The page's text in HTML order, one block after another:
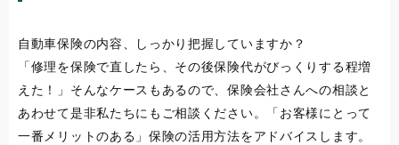
自動車保険の内容、しっかり把握していますか？
「修理を保険で直したら、その後保険代がびっくりする程増
えた！」そんなケースもあるので、保険会社さんへの相談と
あわせて是非私たちにもご相談ください。「お客様にとって
一番メリットのある」保険の活用方法をアドバイスします。